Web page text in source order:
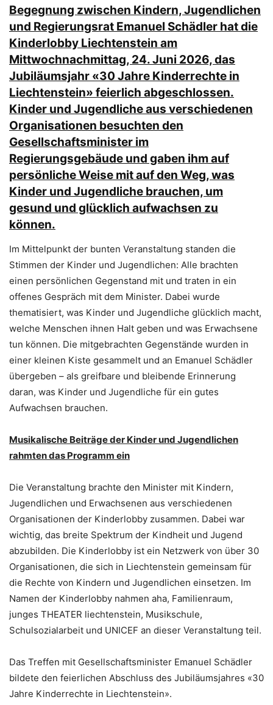
Begegnung zwischen Kindern, Jugendlichen
und Regierungsrat Emanuel Schädler hat die
Kinderlobby Liechtenstein am
Mittwochnachmittag, 24. Juni 2026, das
Jubiläumsjahr «30 Jahre Kinderrechte in
Liechtenstein» feierlich abgeschlossen.
Kinder und Jugendliche aus verschiedenen
Organisationen besuchten den
Gesellschaftsminister im
Regierungsgebäude und gaben ihm auf
persönliche Weise mit auf den Weg, was
Kinder und Jugendliche brauchen, um
gesund und glücklich aufwachsen zu
können.
Im Mittelpunkt der bunten Veranstaltung standen die
Stimmen der Kinder und Jugendlichen: Alle brachten
einen persönlichen Gegenstand mit und traten in ein
offenes Gespräch mit dem Minister. Dabei wurde
thematisiert, was Kinder und Jugendliche glücklich macht,
welche Menschen ihnen Halt geben und was Erwachsene
tun können. Die mitgebrachten Gegenstände wurden in
einer kleinen Kiste gesammelt und an Emanuel Schädler
übergeben – als greifbare und bleibende Erinnerung
daran, was Kinder und Jugendliche für ein gutes
Aufwachsen brauchen.
Musikalische Beiträge der Kinder und Jugendlichen
rahmten das Programm ein
Die Veranstaltung brachte den Minister mit Kindern,
Jugendlichen und Erwachsenen aus verschiedenen
Organisationen der Kinderlobby zusammen. Dabei war
wichtig, das breite Spektrum der Kindheit und Jugend
abzubilden. Die Kinderlobby ist ein Netzwerk von über 30
Organisationen, die sich in Liechtenstein gemeinsam für
die Rechte von Kindern und Jugendlichen einsetzen. Im
Namen der Kinderlobby nahmen aha, Familienraum,
junges THEATER liechtenstein, Musikschule,
Schulsozialarbeit und UNICEF an dieser Veranstaltung teil.
Das Treffen mit Gesellschaftsminister Emanuel Schädler
bildete den feierlichen Abschluss des Jubiläumsjahres «30
Jahre Kinderrechte in Liechtenstein».